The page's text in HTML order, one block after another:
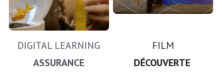
DIGITAL LEARNING
ASSURANCE
FILM
DÉCOUVERTE